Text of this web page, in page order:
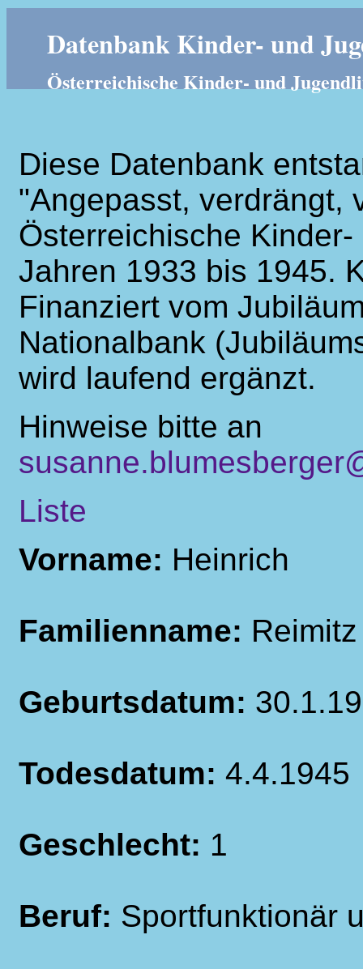
Datenbank Kinder- und
Österreichische Kinder- und
Diese Datenbank
"Angepasst, verdrängt,
Österreichische
Jahren 1933 bis 1945.
Finanziert vom
Nationalbank
wird laufend ergänzt.
Hinweise bitte an
Liste
Vorname: Heinrich
Familienname: Reimitz
Geburtsdatum:
Todesdatum: 4.4.1945
Geschlecht: 1
Beruf: Sportfunktionär